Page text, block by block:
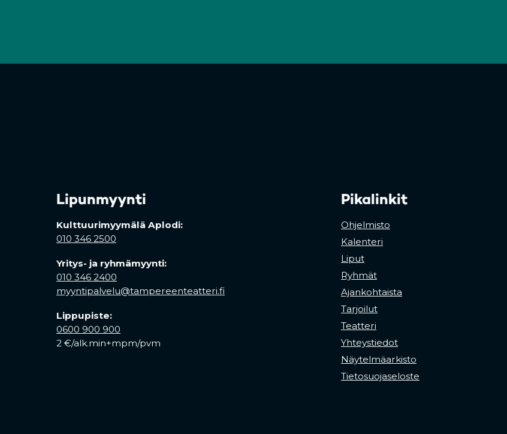
Lipunmyynti
Kulttuurimyymälä Aplodi:
010 346 2500
Yritys- ja ryhmämyynti:
010 346 2400
myyntipalvelu@tampereenteatteri.fi
Lippupiste:
0600 900 900
2 €/alk.min+mpm/pvm
Pikalinkit
Ohjelmisto
Kalenteri
Liput
Ryhmät
Ajankohtaista
Tarjoilut
Teatteri
Yhteystiedot
Näytelmäarkisto
Tietosuojaseloste